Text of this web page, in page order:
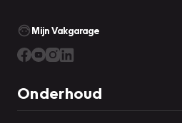
Mijn Vakgarage
Onderhoud